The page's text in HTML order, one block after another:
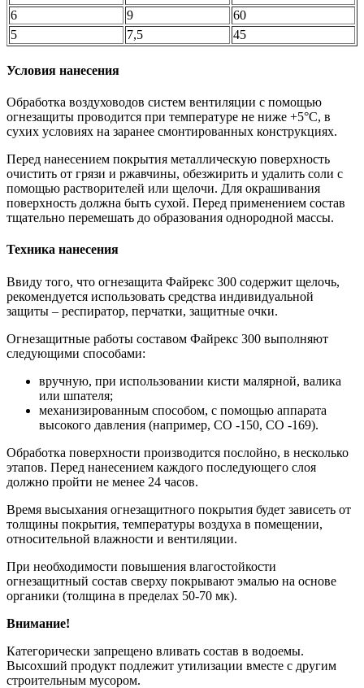
6
9
60
5
7,5 45
Условия нанесения
Обработка воздуховодов систем вентиляции с помощью
огнезащиты проводится при температуре не ниже +5°C, в
сухих условиях на заранее смонтированных конструкциях.
Перед нанесением покрытия металлическую поверхность
очистить от грязи и ржавчины, обезжирить и удалить соли с
помощью растворителей или щелочи. Для окрашивания
поверхность должна быть сухой. Перед применением состав
тщательно перемешать до образования однородной массы.
Техника нанесения
Ввиду того, что огнезащита Файрекс 300 содержит щелочь,
рекомендуется использовать средства индивидуальной
защиты – респиратор, перчатки, защитные очки.
Огнезащитные работы составом Файрекс 300 выполняют
следующими способами:
вручную, при использовании кисти малярной, валика
или шпателя;
механизированным способом, с помощью аппарата
высокого давления (например, СО -150, СО -169).
Обработка поверхности производится послойно, в несколько
этапов. Перед нанесением каждого последующего слоя
должно пройти не менее 24 часов.
Время высыхания огнезащитного покрытия будет зависеть от
толщины покрытия, температуры воздуха в помещении,
относительной влажности и вентиляции.
При необходимости повышения влагостойкости
огнезащитный состав сверху покрывают эмалью на основе
органики (толщина в пределах 50-70 мк).
Внимание!
Категорически запрещено вливать состав в водоемы.
Высохший продукт подлежит утилизации вместе с другим
строительным мусором.